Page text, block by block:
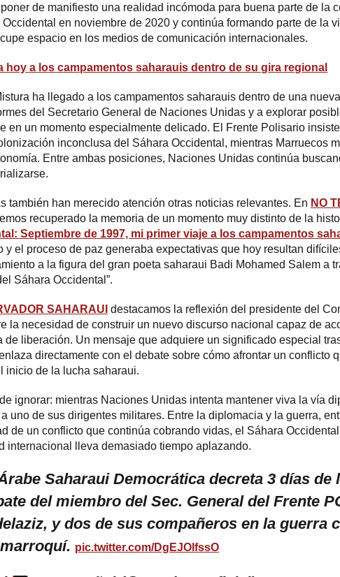
de manifiesto una realidad incómoda para buena parte de la
Occidental en noviembre de 2020 y continúa formando parte de la
espacio en los medios de comunicación internacionales.
hoy a los campamentos saharauis dentro de su gira regional
ha llegado a los campamentos saharauis dentro de una
del Secretario General de Naciones Unidas y a explorar
en un momento especialmente delicado. El Frente Polisario
inconclusa del Sáhara Occidental, mientras Marruecos
Entre ambas posiciones, Naciones Unidas continúa
también han merecido atención otras noticias relevantes. En NO
recuperado la memoria de un momento muy distinto de la
Septiembre de 1997, mi primer viaje a los campamentos
y el proceso de paz generaba expectativas que hoy resultan
a la figura del gran poeta saharaui Badi Mohamed Salem a
Sáhara Occidental”.
SAHARAUI destacamos la reflexión del presidente del
la necesidad de construir un nuevo discurso nacional capaz de
de liberación. Un mensaje que adquiere un significado especial
directamente con el debate sobre cómo afrontar un conflicto
inicio de la lucha saharaui.
ignorar: mientras Naciones Unidas intenta mantener viva la vía
uno de sus dirigentes militares. Entre la diplomacia y la guerra,
de un conflicto que continúa cobrando vidas, el Sáhara
internacional lleva demasiado tiempo aplazando.
Saharaui Democrática decreta 3 días
del miembro del Sec. General del Frente
y dos de sus compañeros en la guerra
pic.twitter.com/DgEJOlfssO